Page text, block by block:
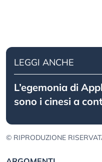
LEGGI ANCHE
L’egemonia di
sono i cinesi a
© RIPRODUZIONE